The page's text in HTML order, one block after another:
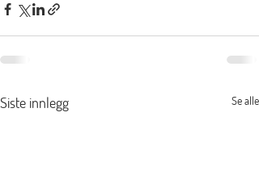
Siste innlegg Se alle